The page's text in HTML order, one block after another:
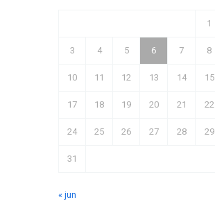
1
3 4 5 6 7 8
10 11 12 13 14 15
17 18 19 20 21 22
24 25 26 27 28 29
31
« jun